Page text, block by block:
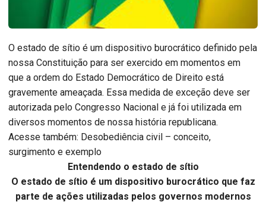
O estado de sítio é um dispositivo burocrático definido pela
nossa Constituição para ser exercido em momentos em
que a ordem do Estado Democrático de Direito está
gravemente ameaçada. Essa medida de exceção deve ser
autorizada pelo Congresso Nacional e já foi utilizada em
diversos momentos de nossa história republicana.
Acesse também: Desobediência civil – conceito,
surgimento e exemplo
Entendendo o estado de sítio
O estado de sítio é um dispositivo burocrático que faz
parte de ações utilizadas pelos governos modernos